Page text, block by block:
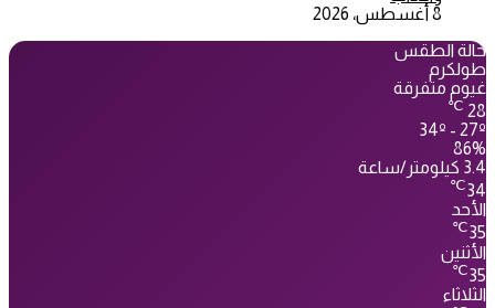
8 أغسطس، 2026
حالة الطقس
طولكرم
غيوم متفرقة
28
℃
34º - 27º
86%
3.4 كيلومتر/ساعة
34
℃
الأحد
35
℃
الأثنين
35
℃
الثلاثاء